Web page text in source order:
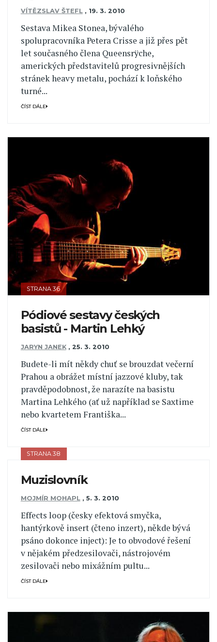
VÍTĚZSLAV ŠTEFL , 19. 3. 2010
Sestava Mikea Stonea, bývalého
spolupracovníka Petera Crisse a již přes pět
let současného člena Queensrÿche,
amerických představitelů progresivnějších
stránek heavy metalu, pochází k loňského
turné...
ČÍST DÁLE
STRANA 36
Pódiové sestavy českých
basistů - Martin Lehký
JARYN JANEK , 25. 3. 2010
Budete-li mít někdy chuť se brouzdat večerní
Prahou a obrážet místní jazzové kluby, tak
pravděpodobnost, že narazíte na basistu
Martina Lehkého (ať už například se Saxtime
nebo kvartetem Františka...
ČÍST DÁLE
STRANA 38
Muzislovník
MOJMÍR MOHAPL , 5. 3. 2010
Effects loop (česky efektová smyčka,
hantýrkově insert (čteno inzert), někde bývá
psáno dokonce inject): Je to obvodové řešení
v nějakém předzesilovači, nástrojovém
zesilovači nebo mixážním pultu...
ČÍST DÁLE